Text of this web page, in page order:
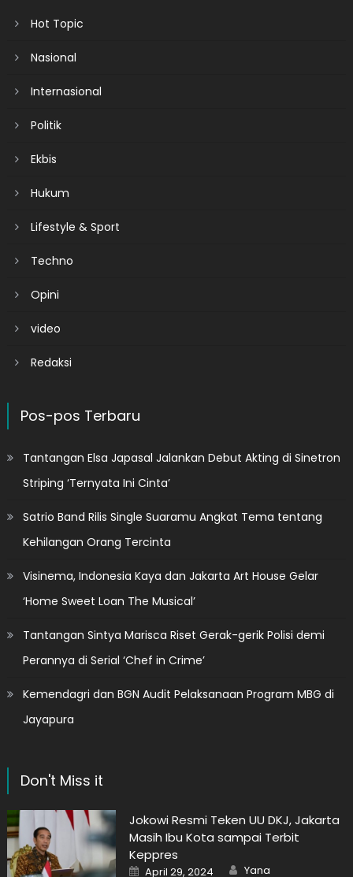
Hot Topic
Nasional
Internasional
Politik
Ekbis
Hukum
Lifestyle & Sport
Techno
Opini
video
Redaksi
Pos-pos Terbaru
Tantangan Elsa Japasal Jalankan Debut Akting di Sinetron
Striping ‘Ternyata Ini Cinta’
Satrio Band Rilis Single Suaramu Angkat Tema tentang
Kehilangan Orang Tercinta
Visinema, Indonesia Kaya dan Jakarta Art House Gelar
‘Home Sweet Loan The Musical’
Tantangan Sintya Marisca Riset Gerak-gerik Polisi demi
Perannya di Serial ‘Chef in Crime’
Kemendagri dan BGN Audit Pelaksanaan Program MBG di
Jayapura
Don't Miss it
Jokowi Resmi Teken UU DKJ, Jakarta
Masih Ibu Kota sampai Terbit
Keppres
Posted
April 29, 2024 Author
Yana